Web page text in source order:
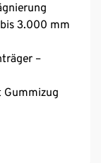
3.000 mm
–
Gummizug
auf